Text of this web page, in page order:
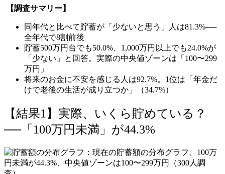
【調査サマリー】
同年代と比べて貯蓄が「少ないと思う」人は81.3%──
全年代で8割前後
貯蓄500万円台でも50.0%、1,000万円以上でも24.0%が
「少ない」と回答。実際の中央値ゾーンは「100〜299
万円」
将来のお金に不安を感じる人は92.7%。1位は「年金だ
けで老後の生活が成り立つか」（34.7%）
【結果1】実際、いくら貯めている？
──「100万円未満」が44.3%